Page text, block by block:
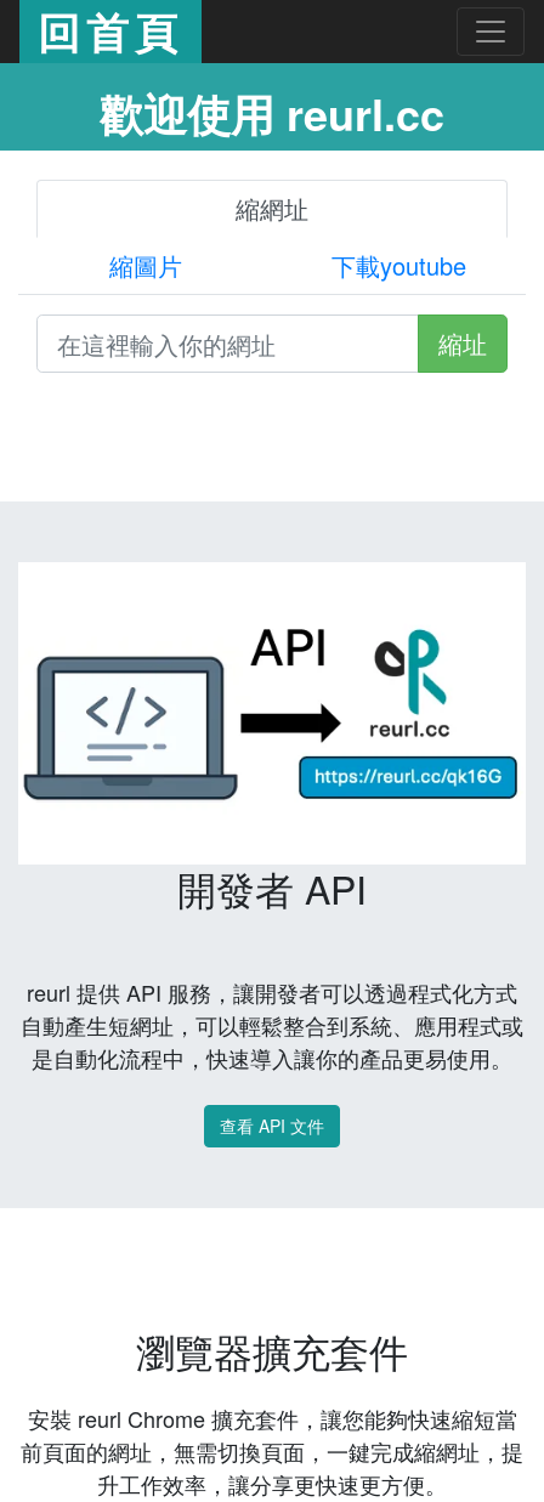
回首頁
歡迎使用 reurl.cc
縮網址
縮圖片
下載youtube
縮址
開發者 API
reurl 提供 API 服務，讓開發者可以透過程式化方式
自動產生短網址，可以輕鬆整合到系統、應用程式或
是自動化流程中，快速導入讓你的產品更易使用。
查看 API 文件
瀏覽器擴充套件
安裝 reurl Chrome 擴充套件，讓您能夠快速縮短當
前頁面的網址，無需切換頁面，一鍵完成縮網址，提
升工作效率，讓分享更快速更方便。